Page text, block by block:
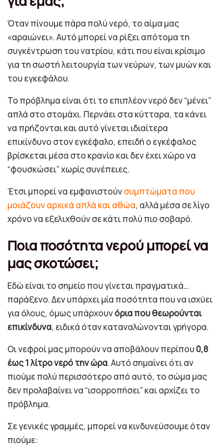
Όταν πίνουμε πάρα πολύ νερό, το αίμα μας
«αραιώνει». Αυτό μπορεί να ρίξει απότομα τη
συγκέντρωση του νατρίου, κάτι που είναι κρίσιμο
για τη σωστή λειτουργία των νεύρων, των μυών και
του εγκεφάλου.
Το πρόβλημα είναι ότι το επιπλέον νερό δεν “μένει”
απλά στο στομάχι. Περνάει στα κύτταρα, τα κάνει
να πρήζονται και αυτό γίνεται ιδιαίτερα
επικίνδυνο στον εγκέφαλο, επειδή ο εγκέφαλος
βρίσκεται μέσα στο κρανίο και δεν έχει χώρο να
“φουσκώσει” χωρίς συνέπειες.
Έτσι μπορεί να εμφανιστούνσυμπτώματα που
μοιάζουν αρχικά απλά και αθώα, αλλά μέσα σε λίγο
χρόνο να εξελιχθούν σε κάτι πολύ πιο σοβαρό.
Ποια ποσότητα νερού μπορεί να
μας σκοτώσει;
Εδώ είναι το σημείο που γίνεται πραγματικά…
παράξενο. Δεν υπάρχει μία ποσότητα που να ισχύει
για όλους, όμως υπάρχουνόρια που θεωρούνται
επικίνδυνα, ειδικά όταν καταναλώνονται γρήγορα.
Οι νεφροί μας μπορούν να αποβάλουν περίπου 0,8
έως 1 λίτρο νερό την ώρα. Αυτό σημαίνει ότι αν
πιούμε πολύ περισσότερο από αυτό, το σώμα μας
δεν προλαβαίνει να “ισορροπήσει” και αρχίζει το
πρόβλημα.
Σε γενικές γραμμές, μπορεί να κινδυνεύσουμε όταν
πιούμε: